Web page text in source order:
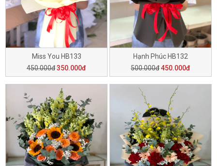
Miss You HB133
450.000đ350.000đ
Hạnh Phúc HB132
500.000đ450.000đ